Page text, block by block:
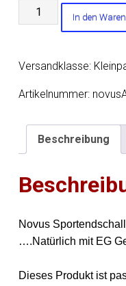
Novus
Sportauspuff
BMW
2x76mm
Design
Menge
In den
Versandklasse:
Artikelnummer:
Beschreibung
Novus
….Natürlich mit EG
Dieses Produkt ist